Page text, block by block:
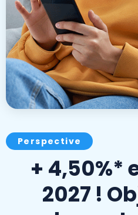
Perspective
+ 4,50%*
2027 !